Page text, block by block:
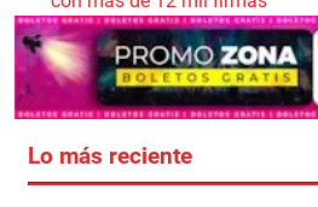
Lo más reciente